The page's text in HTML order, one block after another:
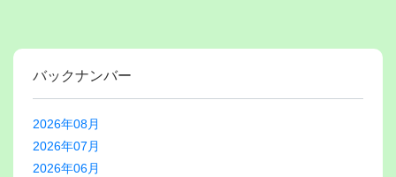
バックナンバー
2026年08月
2026年07月
2026年06月